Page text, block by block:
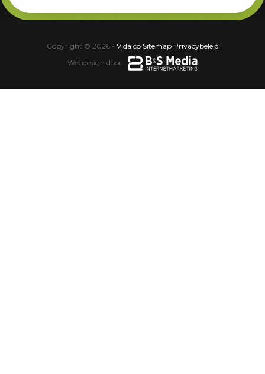
Copyright © 2026 - Vidalco·Sitemap·Privacybeleid
Webdesign door